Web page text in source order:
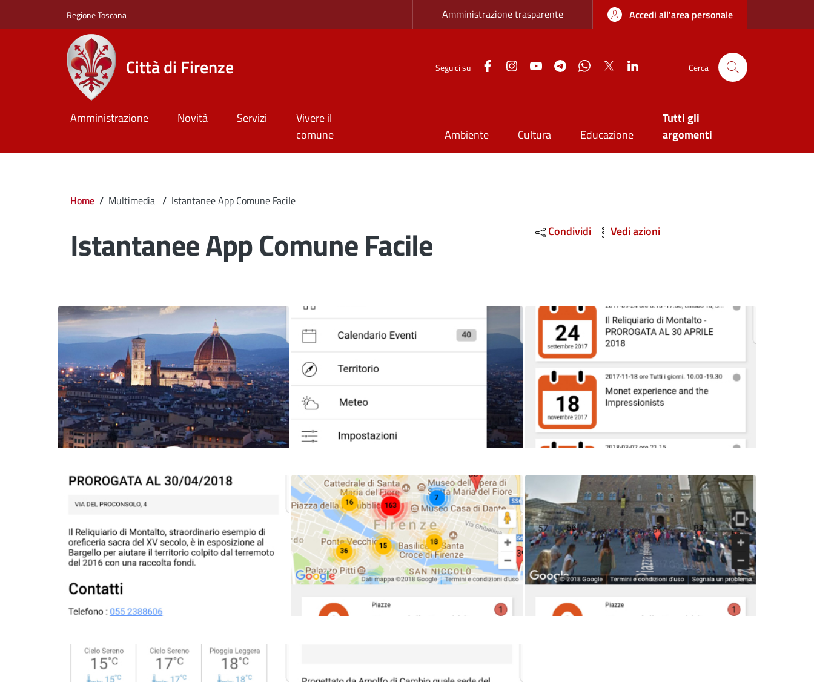
Regione Toscana Zona superiore sottile
Amministrazione trasparente Accedi all'area personale
Città di Firenze Seguici su FacebookInstagramYouTubeTelegramWhatsApp
Twitter Cerca
Amministrazione Novità Servizi
Vivere il
comune
Ambiente Cultura Educazione
Tutti gli
argomenti
Briciole di pane
Home / Multimedia / Istantanee App Comune Facile
Istantanee App Comune Facile Condividi Vedi azioni
Image Image Image
Image Image